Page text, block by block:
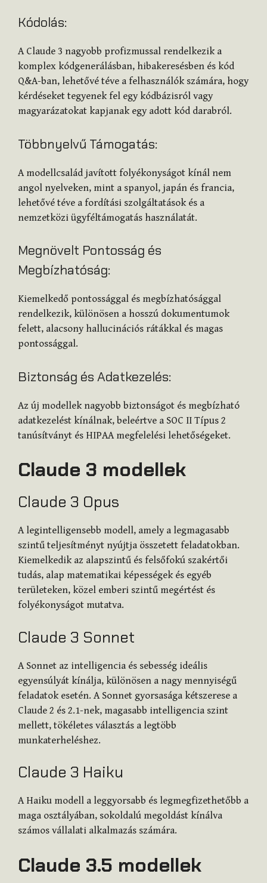
Kódolás:
A Claude 3 nagyobb profizmussal rendelkezik a
komplex kódgenerálásban, hibakeresésben és kód
Q&A-ban, lehetővé téve a felhasználók számára, hogy
kérdéseket tegyenek fel egy kódbázisról vagy
magyarázatokat kapjanak egy adott kód darabról.
Többnyelvű Támogatás:
A modellcsalád javított folyékonyságot kínál nem
angol nyelveken, mint a spanyol, japán és francia,
lehetővé téve a fordítási szolgáltatások és a
nemzetközi ügyféltámogatás használatát.
Megnövelt Pontosság és
Megbízhatóság:
Kiemelkedő pontossággal és megbízhatósággal
rendelkezik, különösen a hosszú dokumentumok
felett, alacsony hallucinációs rátákkal és magas
pontossággal.
Biztonság és Adatkezelés:
Az új modellek nagyobb biztonságot és megbízható
adatkezelést kínálnak, beleértve a SOC II Típus 2
tanúsítványt és HIPAA megfelelési lehetőségeket.
Claude 3 modellek
Claude 3 Opus
A legintelligensebb modell, amely a legmagasabb
szintű teljesítményt nyújtja összetett feladatokban.
Kiemelkedik az alapszintű és felsőfokú szakértői
tudás, alap matematikai képességek és egyéb
területeken, közel emberi szintű megértést és
folyékonyságot mutatva.
Claude 3 Sonnet
A Sonnet az intelligencia és sebesség ideális
egyensúlyát kínálja, különösen a nagy mennyiségű
feladatok esetén. A Sonnet gyorsasága kétszerese a
Claude 2 és 2.1-nek, magasabb intelligencia szint
mellett, tökéletes választás a legtöbb
munkaterheléshez.
Claude 3 Haiku
A Haiku modell a leggyorsabb és legmegfizethetőbb a
maga osztályában, sokoldalú megoldást kínálva
számos vállalati alkalmazás számára.
Claude 3.5 modellek